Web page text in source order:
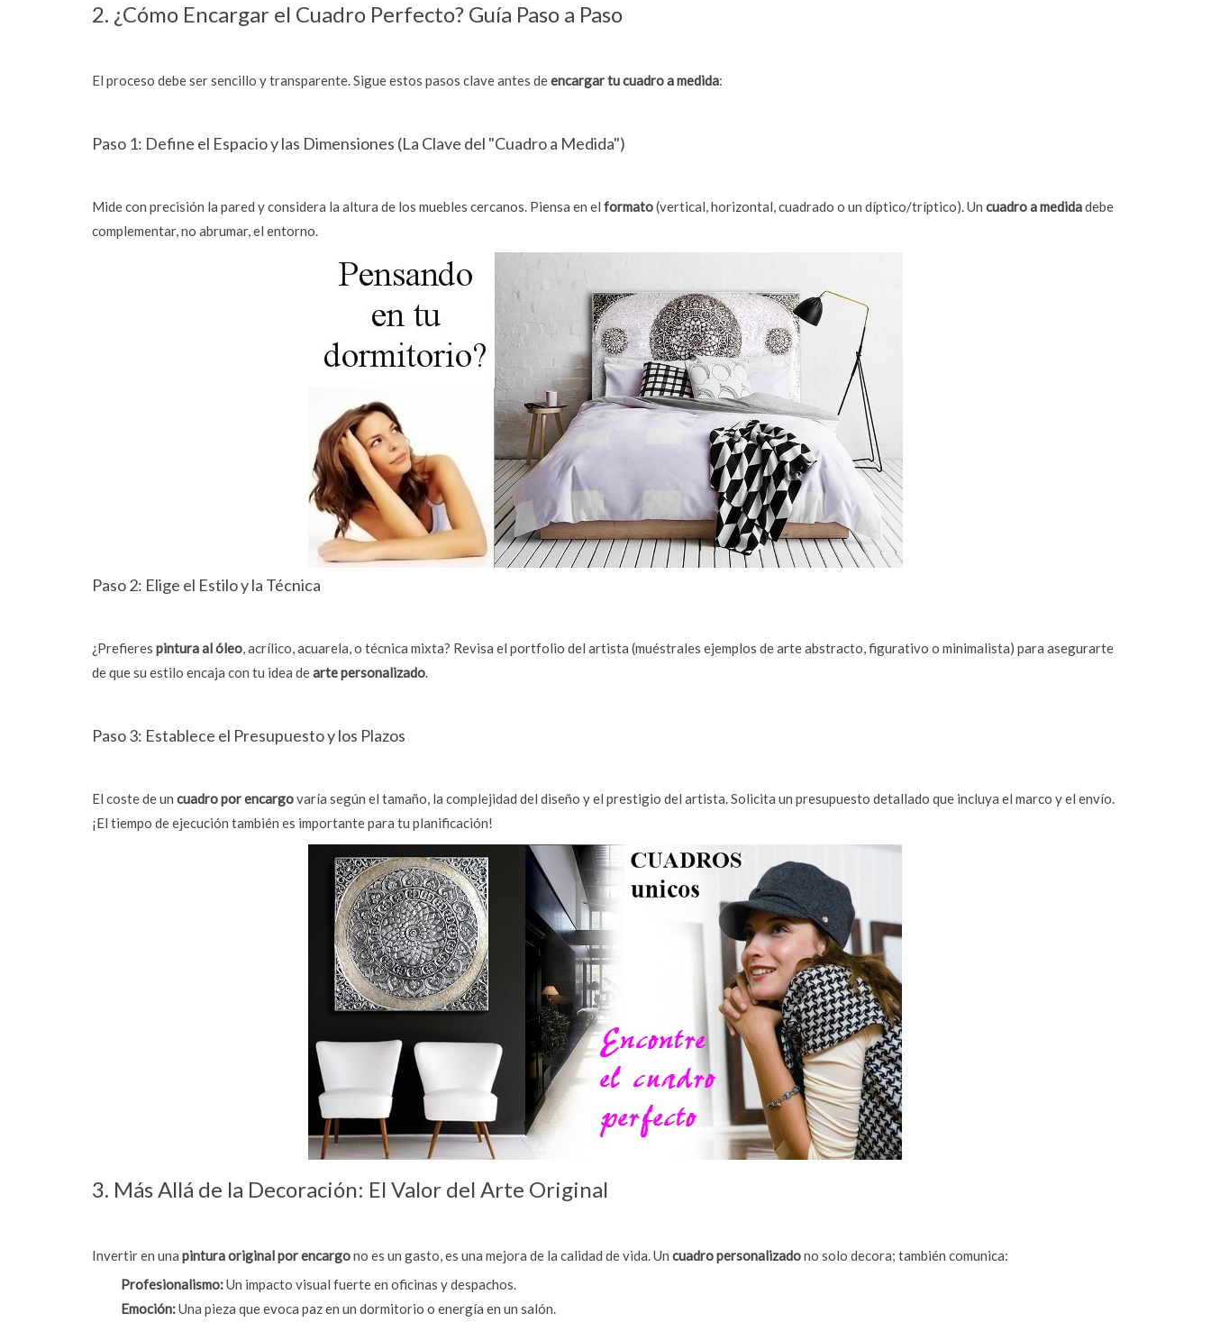
2. ¿Cómo Encargar el Cuadro Perfecto? Guía Paso a Paso
El proceso debe ser sencillo y transparente. Sigue estos pasos clave antes deencargar tu cuadro a medida:
Paso 1: Define el Espacio y las Dimensiones (La Clave del "Cuadro a Medida")
Mide con precisión la pared y considera la altura de los muebles cercanos. Piensa en el formato(vertical, horizontal, cuadrado o un díptico/tríptico). Un cuadro a medidadebe
complementar, no abrumar, el entorno.
Paso 2: Elige el Estilo y la Técnica
¿Prefieres pintura al óleo, acrílico, acuarela, o técnica mixta? Revisa el portfolio del artista (muéstrales ejemplos de arte abstracto, figurativo o minimalista) para asegurarte
de que su estilo encaja con tu idea dearte personalizado.
Paso 3: Establece el Presupuesto y los Plazos
El coste de un cuadro por encargovaría según el tamaño, la complejidad del diseño y el prestigio del artista. Solicita un presupuesto detallado que incluya el marco y el envío.
¡El tiempo de ejecución también es importante para tu planificación!
3. Más Allá de la Decoración: El Valor del Arte Original
Invertir en una pintura original por encargono es un gasto, es una mejora de la calidad de vida. Un cuadro personalizadono solo decora; también comunica:
Profesionalismo:Un impacto visual fuerte en oficinas y despachos.
Emoción:Una pieza que evoca paz en un dormitorio o energía en un salón.